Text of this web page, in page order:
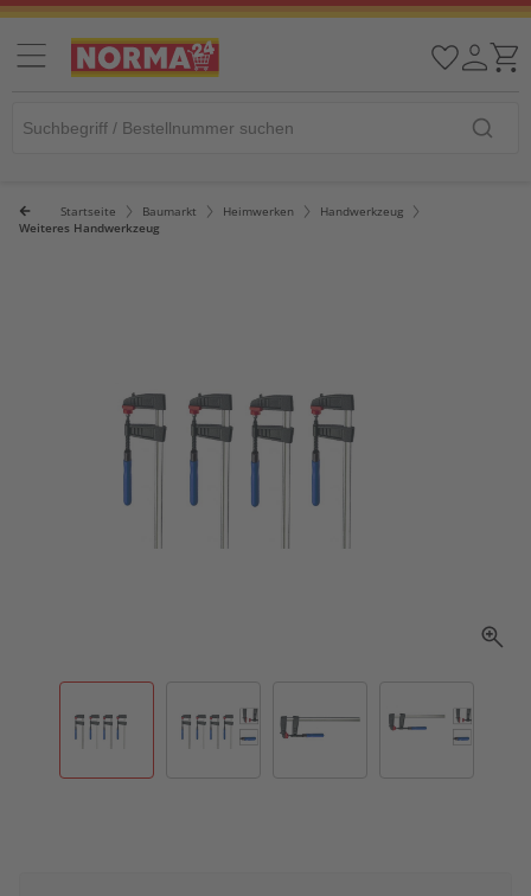
Startseite Baumarkt Heimwerken
Handwerkzeug
Weiteres Handwerkzeug